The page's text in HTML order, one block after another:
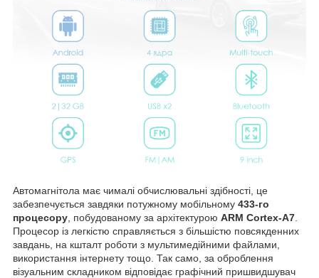
Автомагнітола має чималі обчислювальні здібності, це
забезпечується завдяки потужному мобільному 433-го
процесору , побудованому за архітектурою ARM Cortex-A7
Процесор із легкістю справляється з більшістю повсякденних
завдань, на кшталт роботи з мультимедійними файлами,
використання інтернету тощо. Так само, за оброблення
візуальним складником відповідає графічний пришвидшувач